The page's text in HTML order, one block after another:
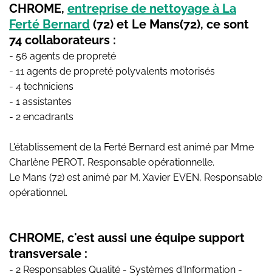
CHROME, entreprise de nettoyage à La
Ferté Bernard (72) et Le Mans(72), ce sont
74 collaborateurs :
- 56 agents de propreté
- 11 agents de propreté polyvalents motorisés
- 4 techniciens
- 1 assistantes
- 2 encadrants
L'établissement de la Ferté Bernard est animé par Mme
Charlène PEROT, Responsable opérationnelle.
Le Mans (72) est animé par M. Xavier EVEN, Responsable
opérationnel.
CHROME, c'est aussi une équipe support
transversale :
- 2 Responsables Qualité - Systèmes d'Information -